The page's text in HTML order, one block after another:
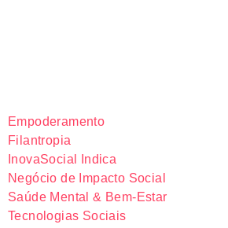
Empoderamento
Filantropia
InovaSocial Indica
Negócio de Impacto Social
Saúde Mental & Bem-Estar
Tecnologias Sociais